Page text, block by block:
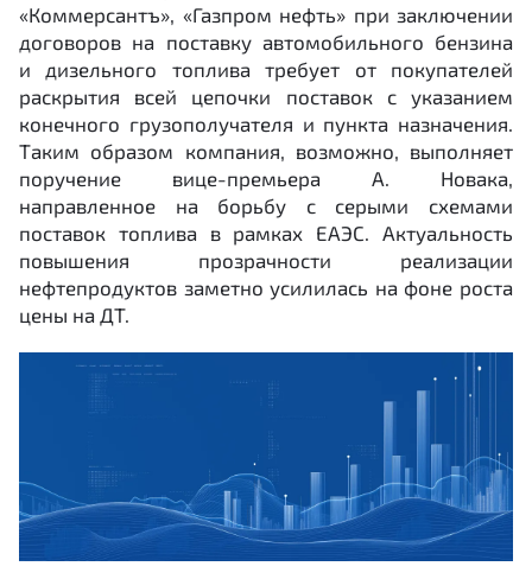
«Коммерсантъ», «Газпром нефть» при заключении
договоров на поставку автомобильного бензина
и дизельного топлива требует от покупателей
раскрытия всей цепочки поставок с указанием
конечного грузополучателя и пункта назначения.
Таким образом компания, возможно, выполняет
поручение вице-премьера А. Новака,
направленное на борьбу с серыми схемами
поставок топлива в рамках ЕАЭС. Актуальность
повышения прозрачности реализации
нефтепродуктов заметно усилилась на фоне роста
цены на ДТ.